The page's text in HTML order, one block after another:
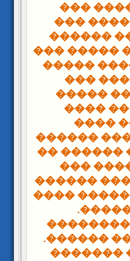
���
�������
��� ����
��� �����
���
����
�� ����
��������
���� �
����
�������
���������
�� ����..
���� ���
���� ���